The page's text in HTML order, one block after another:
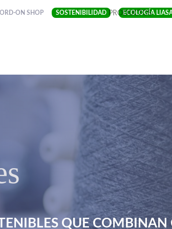
ON SHOP SOSTENIBILIDAD ECOLOGÍA
EMPRESA(CURRENT)
PRODUCTOS
QUE COMBINAN